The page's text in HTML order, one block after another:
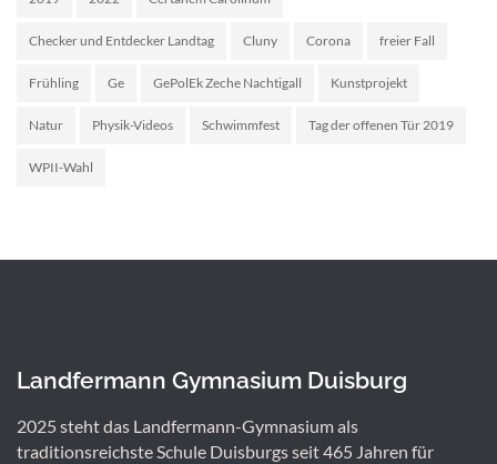
Checker und Entdecker Landtag Cluny Corona freier Fall
Frühling Ge GePolEk Zeche Nachtigall Kunstprojekt
Natur Physik-Videos Schwimmfest Tag der offenen Tür 2019
WPII-Wahl
Landfermann Gymnasium Duisburg
2025 steht das Landfermann-Gymnasium als
traditionsreichste Schule Duisburgs seit 465 Jahren für